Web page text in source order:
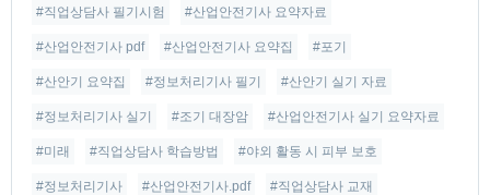
#직업상담사 필기시험 #산업안전기사 요약자료
#산업안전기사 pdf #산업안전기사 요약집 #포기
#산안기 요약집 #정보처리기사 필기 #산안기 실기 자료
#정보처리기사 실기 #조기 대장암 #산업안전기사 실기 요약자료
#미래 #직업상담사 학습방법 #야외 활동 시 피부 보호
#정보처리기사 #산업안전기사.pdf #직업상담사 교재